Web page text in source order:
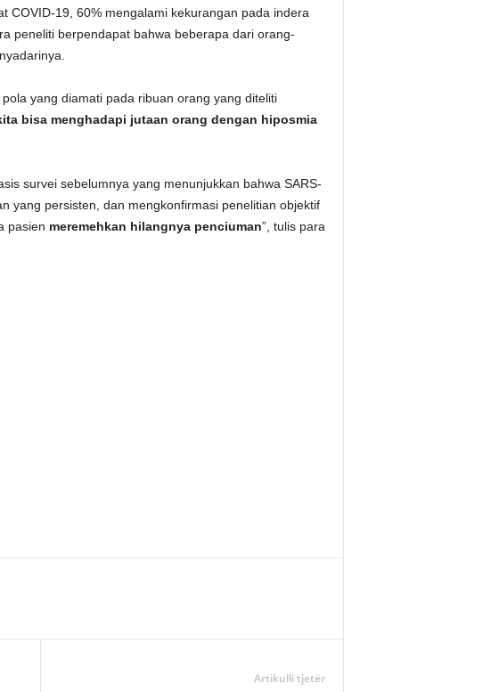
COVID-19, 60% mengalami kekurangan pada indera
peneliti berpendapat bahwa beberapa dari orang-
yang diamati pada ribuan orang yang diteliti
bisa menghadapi jutaan orang dengan hiposmia
survei sebelumnya yang menunjukkan bahwa SARS-
yang persisten, dan mengkonfirmasi penelitian objektif
pasien meremehkan hilangnya penciuman”, tulis para
Artikulli tjetër